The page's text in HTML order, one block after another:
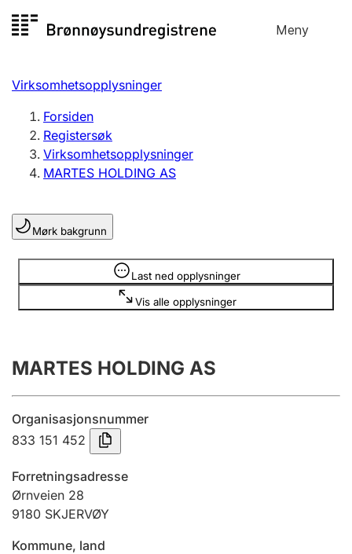
til
Meny
Registersøk
Aksjeselskap
Enkeltpersonforetak
Registrere, endre, slette
Lag og forening
Registrere, endre, slette
Årsregnskap
Innsending og forsinkelsesgebyr
Tinglysing
Jeger
Virksomhetsopplysninger
Forsiden
Registersøk
Virksomhetsopplysninger
MARTES HOLDING AS
Mørk bakgrunn
Last ned opplysninger
Vis alle opplysninger
Opplysninger er skjult
MARTES HOLDING AS
Organisasjonsnummer
833 151 452
Forretningsadresse
Ørnveien 28
9180 SKJERVØY
Kommune, land